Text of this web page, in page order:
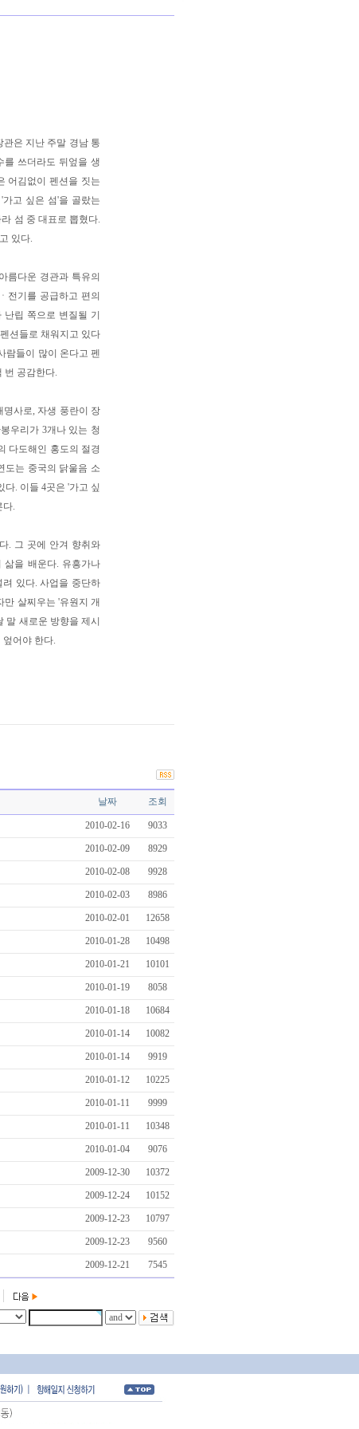
은 지난 주말 경남 통
쓰더라도 뒤엎을 생
어김없이 펜션을 짓는
고 싶은 섬'을 골랐는
섬 중 대표로 뽑혔다.
있다.
름다운 경관과 특유의
전기를 공급하고 편의
립 쪽으로 변질될 기
션들로 채워지고 있다
람들이 많이 온다고 펜
번 공감한다.
사로, 자생 풍란이 장
우리가 3개나 있는 청
다도해인 홍도의 절경
도는 중국의 닭울음 소
다. 이들 4곳은 '가고 싶
다.
. 그 곳에 안겨 향취와
삶을 배운다. 유흥가나
있다. 사업을 중단하
만 살찌우는 '유원지 개
말 새로운 방향을 제시
어야 한다.
날짜 조회
2010-02-16 9033
2010-02-09 8929
2010-02-08 9928
2010-02-03 8986
2010-02-01 12658
2010-01-28 10498
2010-01-21 10101
2010-01-19 8058
2010-01-18 10684
2010-01-14 10082
2010-01-14 9919
2010-01-12 10225
2010-01-11 9999
2010-01-11 10348
2010-01-04 9076
2009-12-30 10372
2009-12-24 10152
2009-12-23 10797
2009-12-23 9560
2009-12-21 7545